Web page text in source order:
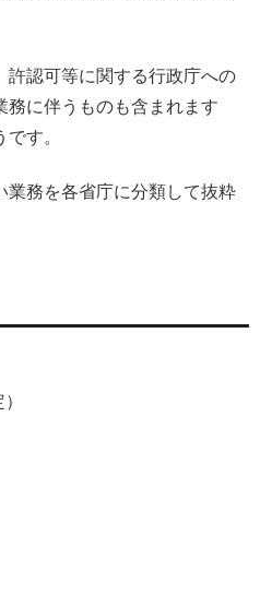
許認可等に関する行政庁への
務に伴うものも含まれます
す。
業務を各省庁に分類して抜粋